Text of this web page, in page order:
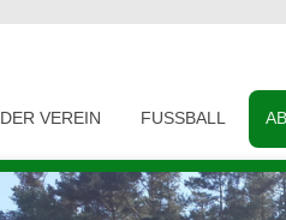
DER VEREIN FUSSBALL